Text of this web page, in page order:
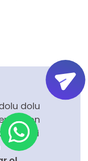
dolu
verici